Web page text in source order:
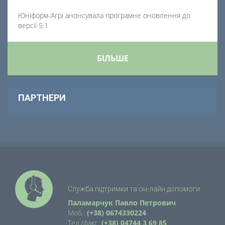
Юніформ-Агрі анонсувала програмне оновлення до
версії 5.1
БІЛЬШЕ
ПАРТНЕРИ
Служба підтримки та он-лайн допомоги
Паламарчук Павло Петрович
Моб.: (+38) 0674330224
Тел./факс: (+38) 04744 3 69 85